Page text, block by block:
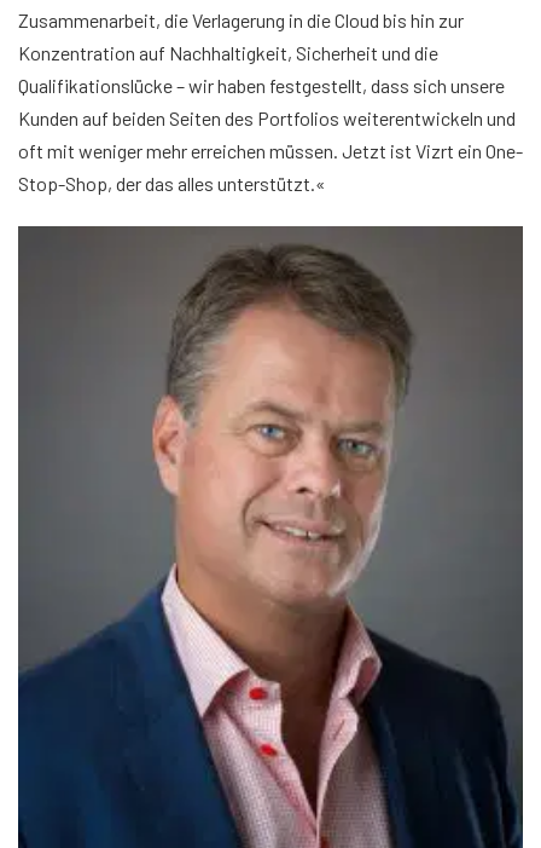
Zusammenarbeit, die Verlagerung in die Cloud bis hin zur
Konzentration auf Nachhaltigkeit, Sicherheit und die
Qualifikationslücke – wir haben festgestellt, dass sich unsere
Kunden auf beiden Seiten des Portfolios weiterentwickeln und
oft mit weniger mehr erreichen müssen. Jetzt ist Vizrt ein One-
Stop-Shop, der das alles unterstützt.«